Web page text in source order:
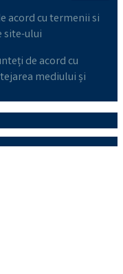
acord cu termenii si
site-ului
de acord cu
mediului și